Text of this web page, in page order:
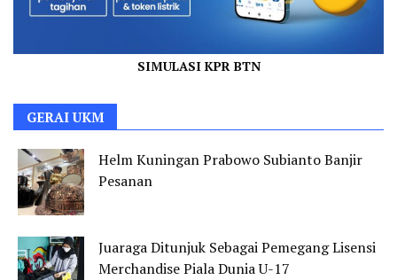
SIMULASI KPR BTN
GERAI UKM
Helm Kuningan Prabowo Subianto Banjir
Pesanan
Juaraga Ditunjuk Sebagai Pemegang Lisensi
Merchandise Piala Dunia U-17